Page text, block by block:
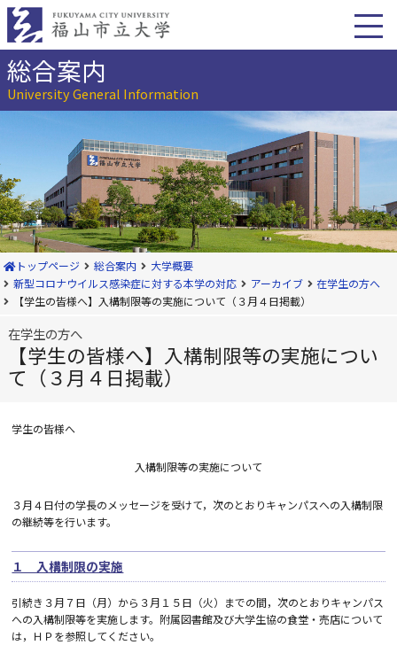
本
へ
動総合案内
University General Information
トップページ 総合案内
大学概要
新型コロナウイルス感染症に対する本学の対応
アーカイブ
在学生の方へ
【学生の皆様へ】入構制限等の実施について（３月４日掲載）
在学生の方へ
【学生の皆様へ】入構制限等の実施につい
て（３月４日掲載）
学生の皆様へ
入構制限等の実施について
３月４日付の学長のメッセージを受けて，次のとおりキャンパスへの入構制限
の継続等を行います。
１ 入構制限の実施
引続き３月７日（月）から３月１５日（火）までの間，次のとおりキャンパス
への入構制限等を実施します。附属図書館及び大学生協の食堂・売店について
は，ＨＰを参照してください。